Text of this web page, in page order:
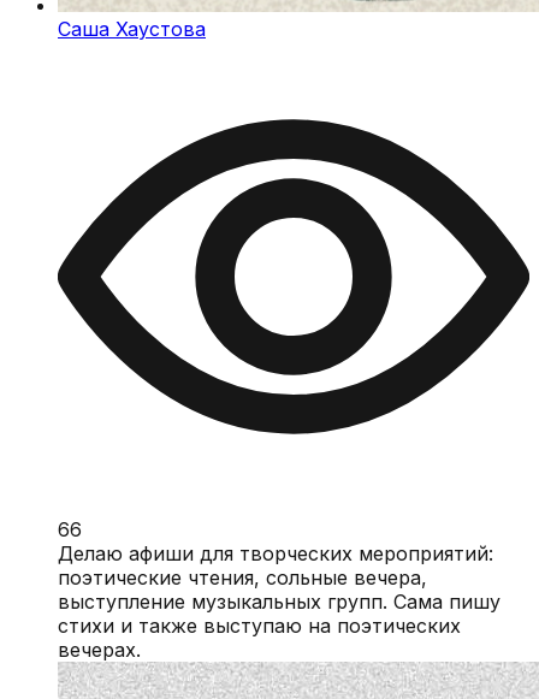
Саша Хаустова
66
Делаю афиши для творческих мероприятий:
поэтические чтения, сольные вечера,
выступление музыкальных групп. Сама пишу
стихи и также выступаю на поэтических
вечерах.